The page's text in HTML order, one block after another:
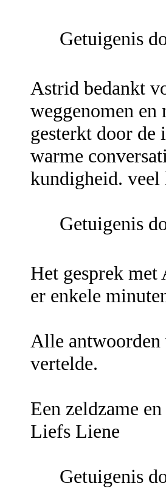
Getuigenis
Astrid bedankt
weggenomen
gesterkt door de
warme
kundigheid.
Getuigenis
Het gesprek met
er enkele
Alle
vertelde.
Een zeldzame
Liefs Liene
Getuigenis